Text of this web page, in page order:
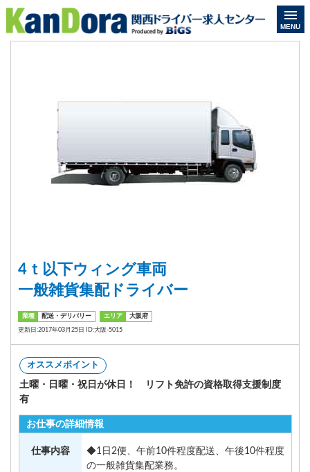
MENU
4ｔ以下ウィング車両
一般雑貨集配ドライバー
業種 配送・デリバリー エリア 大阪府
更新日:2017年03月25日 ID:大阪-5015
オススメポイント
土曜・日曜・祝日が休日！ リフト免許の資格取得支援制度
有
お仕事の詳細情報
仕事内容
◆1日2便、午前10件程度配送、午後10件程度
の一般雑貨集配業務。